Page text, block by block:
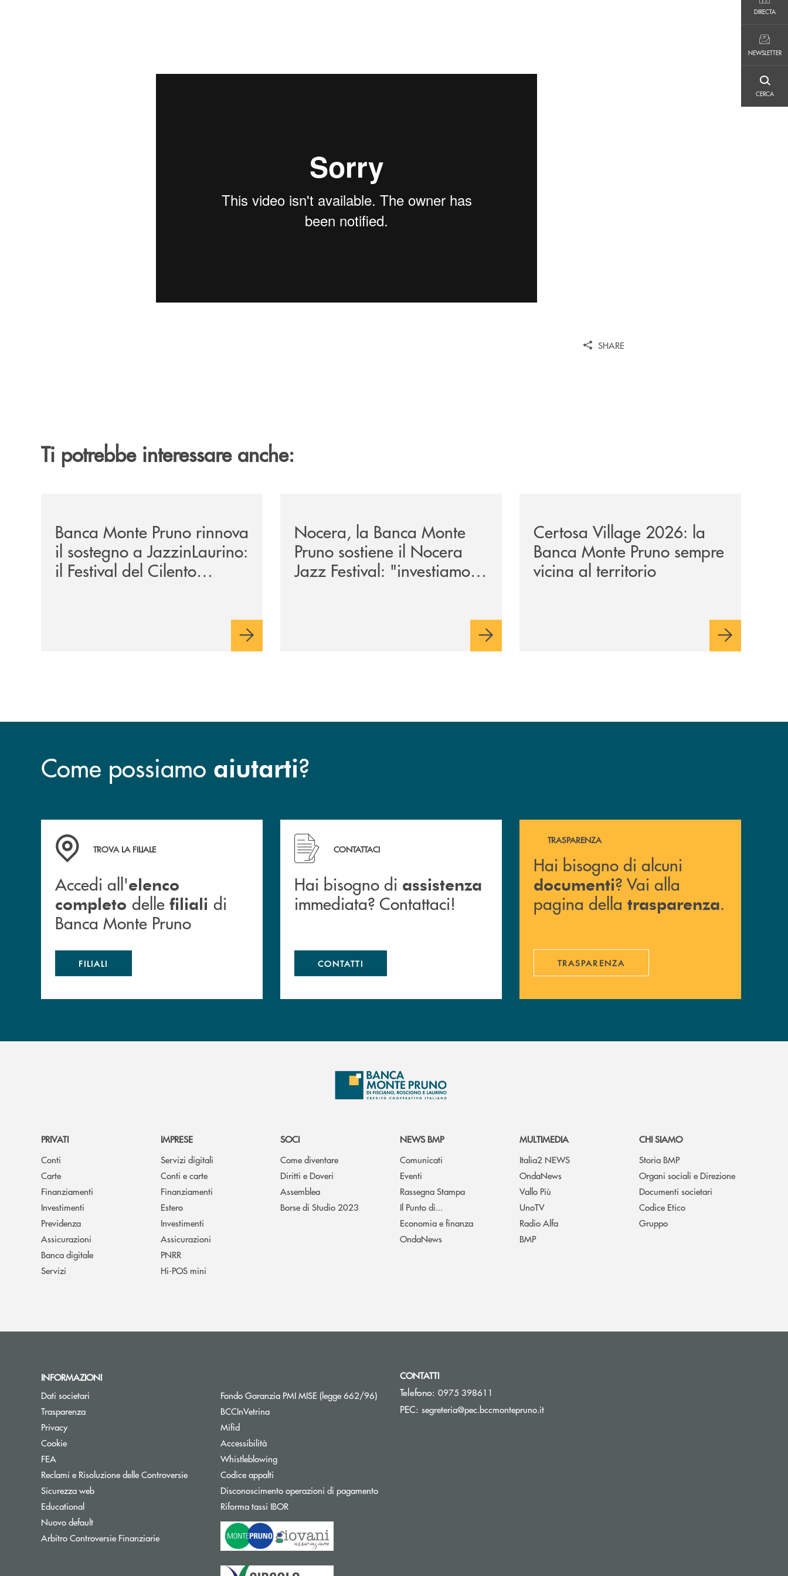
DIRECTA
NEWSLETTER
CERCA
SHARE
Ti potrebbe interessare anche:
Banca Monte Pruno rinnova
il sostegno a JazzinLaurino:
il Festival del Cilento
Nocera, la Banca Monte
Pruno sostiene il Nocera
Jazz Festival: "investiamo
Certosa Village 2026: la
Banca Monte Pruno sempre
vicina al territorio
Come possiamo aiutarti?
Accedi all' elenco completo&nbsp; delle&nbsp; filiali&nbsp; di Banca Monte Pruno
TROVA LA FILIALE
Accedi all'elenco
completo delle filiali di
Banca Monte Pruno
FILIALI
Hai bisogno di assistenza immediata? Contattaci!
CONTATTACI
Hai bisogno di assistenza
immediata? Contattaci!
CONTATTI
Hai bisogno di alcuni documenti ? Vai alla pagina della
TRASPARENZA
Hai bisogno di alcuni
documenti? Vai alla
pagina della trasparenza.
TRASPARENZA
PRIVATI
Conti
Carte
Finanziamenti
Investimenti
Previdenza
Assicurazioni
Banca digitale
Servizi
IMPRESE
Servizi digitali
Conti e carte
Finanziamenti
Estero
Investimenti
Assicurazioni
PNRR
Hi-POS mini
SOCI
Come diventare
Diritti e Doveri
Assemblea
Borse di Studio 2023
NEWS BMP
Comunicati
Eventi
Rassegna Stampa
Il Punto di...
Economia e finanza
OndaNews
MULTIMEDIA
Italia2 NEWS
OndaNews
Vallo Più
UnoTV
Radio Alfa
BMP
CHI SIAMO
Storia BMP
Organi sociali e Direzione
Documenti societari
Codice Etico
Gruppo
INFORMAZIONI
Dati societari
Trasparenza
Privacy
Cookie
FEA
Reclami e Risoluzione delle Controversie
Sicurezza web
Educational
Nuovo default
Arbitro Controversie FinanziarieApre una nuova finestra
Fondo Garanzia PMI MISE (legge 662/96)Apre una nuova finestra
BCCInVetrina
Mifid
Accessibilità
Whistleblowing
Codice appalti
Disconoscimento operazioni di pagamento
Riforma tassi IBORApre una nuova finestra
CONTATTI
Telefono: 0975 398611
PEC: segreteria@pec.bccmontepruno.it(si apre l’app di posta elettronica)